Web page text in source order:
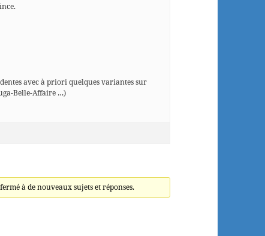
avec à priori quelques variantes sur
Belle-Affaire …)
à de nouveaux sujets et réponses.